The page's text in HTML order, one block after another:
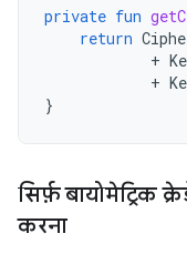
private fun
return
+
+
}
सिर्फ़ बायोमेट्रिक
करना